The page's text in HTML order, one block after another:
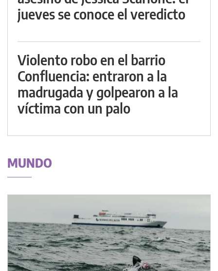
jueves se conoce el veredicto
Violento robo en el barrio
Confluencia: entraron a la
madrugada y golpearon a la
víctima con un palo
MUNDO